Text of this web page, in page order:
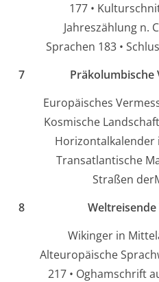
177 •
Jahreszählung n.
Sprachen 183 •
7
Präkolumbische
Europäisches
Kosmische
Horizontalkalender
Transatlantische
Straßen
8
Wikinger in
Alteuropäische
217 • Oghamschrift